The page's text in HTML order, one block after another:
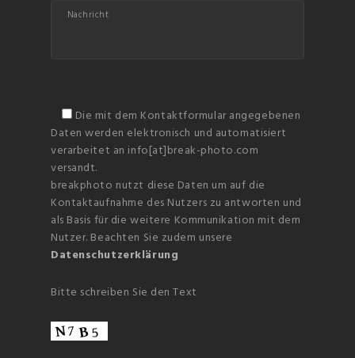
Die mit dem Kontaktformular angegebenen
Daten werden elektronisch und automatisiert
verarbeitet an info[at]break-photo.com
versandt.
breakphoto nutzt diese Daten um auf die
Kontaktaufnahme des Nutzers zu antworten und
als Basis für die weitere Kommunikation mit dem
Nutzer. Beachten Sie zudem unsere
Datenschutzerklärung
Bitte schreiben Sie den Text